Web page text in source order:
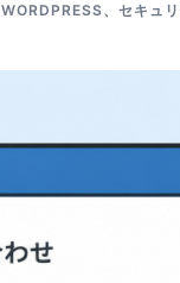
WORDPRESS、 セキュ